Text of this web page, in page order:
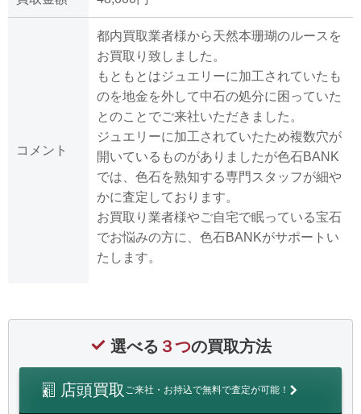
コメント
都内買取業者様から天然本珊瑚のルースを
お買取り致しました。
もともとはジュエリーに加工されていたも
のを地金を外して中石の処分に困っていた
とのことでご来社いただきました。
ジュエリーに加工されていたため複数穴が
開いているものがありましたが色石BANK
では、色石を熟知する専門スタッフが細や
かに査定しております。
お買取り業者様やご自宅で眠っている宝石
でお悩みの方に、色石BANKがサポートい
たします。
選べる ３つの買取方法
店頭買取 ご来社・お持込で無料で査定が可能！